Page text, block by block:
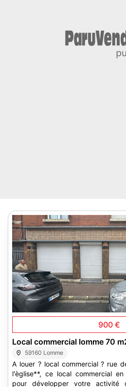
900 €
Local commercial lomme 70
59160 Lomme
A louer ? local commercial ? rue de l'èglise
l'èglise**, ce local commercial en excellent état est idéal
pour développer votre activité